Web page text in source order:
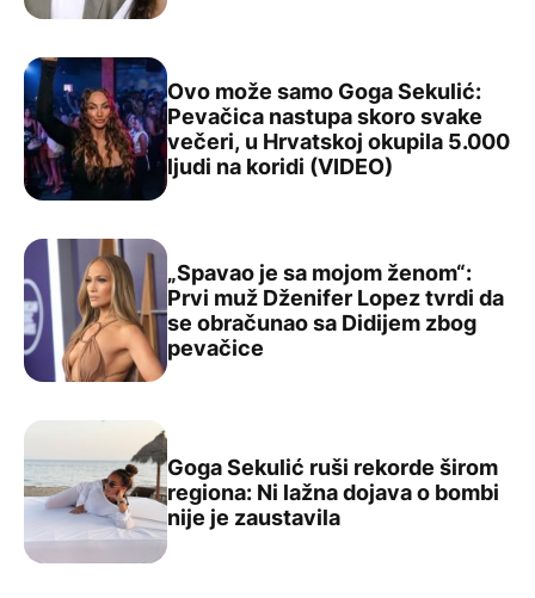
Ovo može samo Goga Sekulić: Pevačica nastupa
Ovo može samo Goga Sekulić:
Pevačica nastupa skoro svake
večeri, u Hrvatskoj okupila 5.000
ljudi na koridi (VIDEO)
„Spavao je sa mojom ženom“: Prvi muž Dženifer
„Spavao je sa mojom ženom“:
Prvi muž Dženifer Lopez tvrdi da
se obračunao sa Didijem zbog
pevačice
Goga Sekulić ruši rekorde širom regiona: Ni lažna
Goga Sekulić ruši rekorde širom
regiona: Ni lažna dojava o bombi
nije je zaustavila